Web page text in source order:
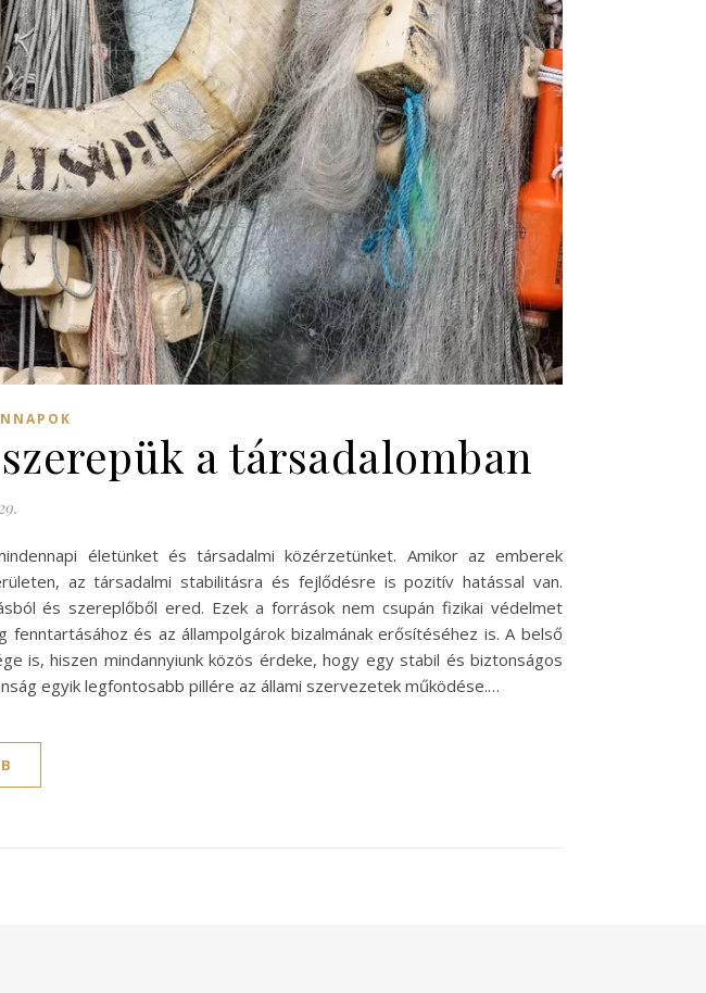
a társadalomban
életünket és társadalmi közérzetünket. Amikor az emberek
az társadalmi stabilitásra és fejlődésre is pozitív hatással van.
és szereplőből ered. Ezek a források nem csupán fizikai védelmet
és az állampolgárok bizalmának erősítéséhez is. A belső
is, hiszen mindannyiunk közös érdeke, hogy egy stabil és biztonságos
egyik legfontosabb pillére az állami szervezetek működése.…